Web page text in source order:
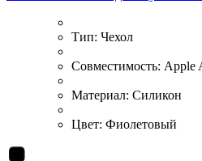
Тип: Чехол
Совместимость: Apple
Материал: Силикон
Цвет: Фиолетовый